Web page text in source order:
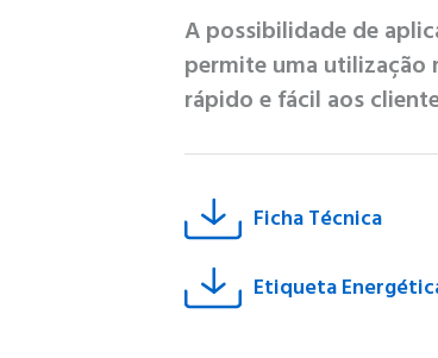
A possibilidade de
permite uma utilização
rápido e fácil aos
Ficha Técnica
Etiqueta